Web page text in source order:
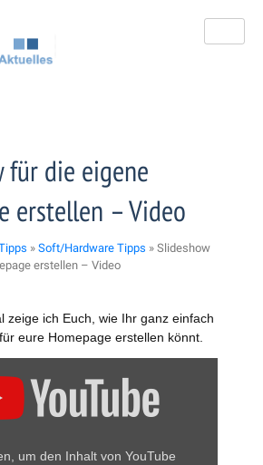
für die eigene
erstellen – Video
» Soft/Hardware Tipps » Slideshow
erstellen – Video
zeige ich Euch, wie Ihr ganz einfach
eure Homepage erstellen könnt.
um den Inhalt von YouTube